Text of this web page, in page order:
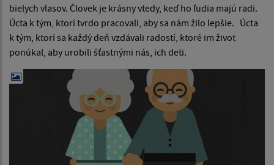
bielych vlasov. Človek je krásny vtedy, keď ho ľudia majú radi.
Úcta k tým, ktorí tvrdo pracovali, aby sa nám žilo lepšie. Úcta
k tým, ktorí sa každý deň vzdávali radostí, ktoré im život
ponúkal, aby urobili šťastnými nás, ich deti.